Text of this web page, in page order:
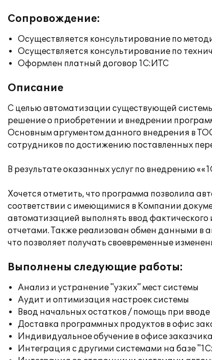
Сопровождение:
Осуществляется консультирование по
Осуществляется консультирование по
Оформлен платный договор 1С:ИТС
Описание
С целью автоматизации существующей
решение о приобретении и внедрении
Основным аргументом данного внедрения в
сотрудников по достижению поставленных
В результате оказанных услуг по внедрению
Хочется отметить, что программа позволила
соответствии с имеющимися в Компании
автоматизацией выполнять ввод
отчетами. Также реализован обмен данными в
что позволяет получать своевременные
Выполнены следующие работы:
Анализ и устранение "узких" мест системы
Аудит и оптимизация настроек системы
Ввод начальных остатков / помощь при
Доставка программных продуктов в офис
Индивидуальное обучение в офисе заказчика
Интеграция с другими системами на базе